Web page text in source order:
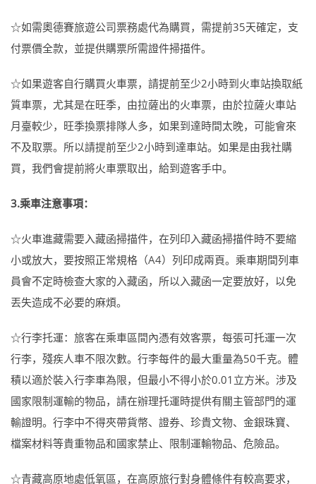
☆如需奧德賽旅遊公司票務處代為購買，需提前35天確定，支
付票價全款，並提供購票所需證件掃描件。
☆如果遊客自行購買火車票，請提前至少2小時到火車站換取紙
質車票，尤其是在旺季，由拉薩出的火車票，由於拉薩火車站
月臺較少，旺季換票排隊人多，如果到達時間太晚，可能會來
不及取票。所以請提前至少2小時到達車站。如果是由我社購
買，我們會提前將火車票取出，給到遊客手中。
3.乘車注意事項：
☆火車進藏需要入藏函掃描件，在列印入藏函掃描件時不要縮
小或放大，要按照正常規格（A4）列印成兩頁。乘車期間列車
員會不定時檢查大家的入藏函，所以入藏函一定要放好，以免
丟失造成不必要的麻煩。
☆行李托運：旅客在乘車區間內憑有效客票，每張可托運一次
行李，殘疾人車不限次數。行李每件的最大重量為50千克。體
積以適於裝入行李車為限，但最小不得小於0.01立方米。涉及
國家限制運輸的物品，請在辦理托運時提供有關主管部門的運
輸證明。行李中不得夾帶貨幣、證券、珍貴文物、金銀珠寶、
檔案材料等貴重物品和國家禁止、限制運輸物品、危險品。
☆青藏高原地處低氧區，在高原旅行對身體條件有較高要求，